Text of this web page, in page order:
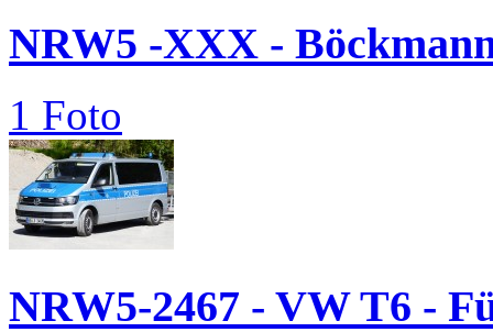
NRW5 -XXX -
1 Foto
NRW5-2467 - VW T6 -